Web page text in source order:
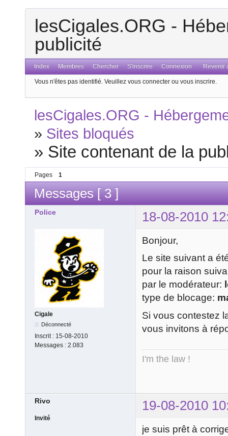
lesCigales.ORG -
publicité
Index Membres Chercher S'inscrire Connexion Revenir
Vous n'êtes pas identifié. Veuillez vous connecter ou vous inscrire.
lesCigales.ORG -
» Sites bloqués
» Site contenant de la
Pages 1
Messages [ 3 ]
Police 18-08-2010
Cigale
Déconnecté
Inscrit : 15-08-2010
Messages : 2.083
Bonjour,
Le site suivant a
pour la raison
par le modérateur:
type de blocage:
Si vous contestez
vous invitons à
I'm the law !
Rivo 19-08-2010
Invité
je suis prêt à